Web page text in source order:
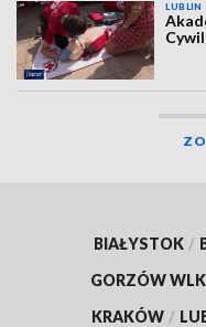
LUBLIN
BIAŁYSTOK /
GORZÓW
KRAKÓW /